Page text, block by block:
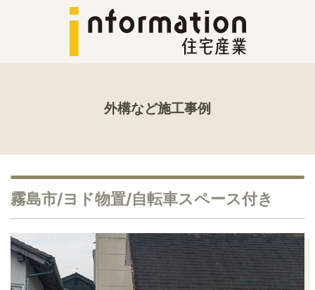
外構など施工事例
霧島市/ヨド物置/自転車スペース付き